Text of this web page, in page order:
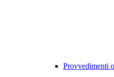
Provvedimenti